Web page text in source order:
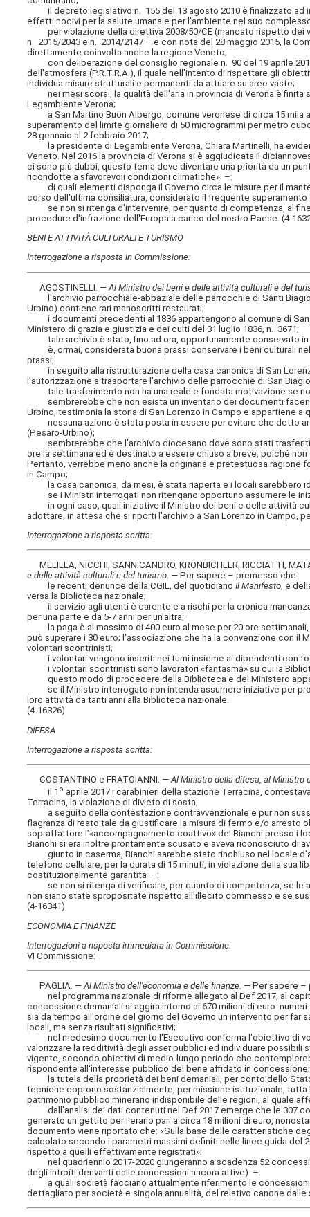
il decreto legislativo n. 155 del 13 agosto 2010 è finalizzato ad
effetti nocivi per la salute umana e per l'ambiente nel suo
per violazione della direttiva 2008/50/CE (mancato rispetto dei
n. 2015/2043 e n. 2014/2147 – e con nota del 28 maggio 2015, la
direttamente coinvolta anche la regione Veneto;
con deliberazione del consiglio regionale n. 90 del 19 aprile
dell'atmosfera (P.R.T.R.A.), il quale nell'intento di rispettare gli
individua misure strutturali e permanenti da attuare su aree vaste;
nei mesi scorsi, la qualità dell'aria in provincia di Verona è finita
Legambiente Verona;
a San Martino Buon Albergo, comune veronese di circa 15 mila
superamento del limite giornaliero di 50 microgrammi per metro
28 gennaio al 2 febbraio 2017;
la presidente di Legambiente Verona, Chiara Martinelli, ha
Veneto. Nel 2016 la provincia di Verona si è aggiudicata il
ci sono più dubbi, questo tema deve diventare una priorità da un
ricondotte a sfavorevoli condizioni climatiche» –:
di quali elementi disponga il Governo circa le misure per il
corso dell'ultima consiliatura, considerato il frequente
se non si ritenga d'intervenire, per quanto di competenza, al
procedure d'infrazione dell'Europa a carico del nostro Paese. (4-
BENI E ATTIVITÀ CULTURALI E TURISMO
Interrogazione a risposta in Commissione:
AGOSTINELLI. —Al Ministro dei beni e delle attività culturali e del
l'archivio parrocchiale-abbaziale delle parrocchie di Santi Biagio
Urbino) contiene rari manoscritti restaurati;
i documenti precedenti al 1836 appartengono al comune di San
Ministero di grazia e giustizia e dei culti del 31 luglio 1836, n. 3671;
tale archivio è stato, fino ad ora, opportunamente conservato
è, ormai, considerata buona prassi conservare i beni culturali
prassi;
in seguito alla ristrutturazione della casa canonica di San
l'autorizzazione a trasportare l'archivio delle parrocchie di San
tale trasferimento non ha una reale e fondata motivazione se
sembrerebbe che non esista un inventario dei documenti
Urbino, testimonia la storia di San Lorenzo in Campo e appartiene
nessuna azione è stata posta in essere per evitare che detto
(Pesaro-Urbino);
sembrerebbe che l'archivio diocesano dove sono stati trasferiti
ore la settimana ed è destinato a essere chiuso a breve, poiché
Pertanto, verrebbe meno anche la originaria e pretestuosa ragione
in Campo;
la casa canonica, da mesi, è stata riaperta e i locali sarebbero
se i Ministri interrogati non ritengano opportuno assumere le
in ogni caso, quali iniziative il Ministro dei beni e delle attività
adottare, in attesa che si riporti l'archivio a San Lorenzo in Campo,
Interrogazione a risposta scritta:
MELILLA, NICCHI, SANNICANDRO, KRONBICHLER, RICCIATTI,
e delle attività culturali e del turismo. — Per sapere – premesso che:
le recenti denunce della CGIL, del quotidianoIl Manifesto, e
versa la Biblioteca nazionale;
il servizio agli utenti è carente e a rischi per la cronica
per una parte e da 5-7 anni per un'altra;
la paga è al massimo di 400 euro al mese per 20 ore
può superare i 30 euro; l'associazione che ha la convenzione con
volontari scontrinisti;
i volontari vengono inseriti nei turni insieme ai dipendenti con
i volontari scontrinisti sono lavoratori «fantasma» su cui la
questo modo di procedere della Biblioteca e del Ministero
se il Ministro interrogato non intenda assumere iniziative per
loro attività da tanti anni alla Biblioteca nazionale.
(4-16326)
DIFESA
Interrogazione a risposta scritta:
COSTANTINO e FRATOIANNI. —Al Ministro della difesa, al Ministro
il 1 o aprile 2017 i carabinieri della stazione Terracina,
Terracina, la violazione di divieto di sosta;
a seguito della contestazione contravvenzionale e pur non
flagranza di reato tale da giustificare la misura di fermo e/o
sopraffattore l’«accompagnamento coattivo» del Bianchi presso i
Bianchi si era inoltre prontamente scusato e aveva riconosciuto di
giunto in caserma, Bianchi sarebbe stato rinchiuso nel locale
telefono cellulare, per la durata di 15 minuti, in violazione della sua
costituzionalmente garantita –:
se non si ritenga di verificare, per quanto di competenza, se le
non siano state spropositate rispetto all'illecito commesso e se
(4-16341)
ECONOMIA E FINANZE
Interrogazioni a risposta immediata in Commissione:
VI Commissione:
PAGLIA. —Al Ministro dell'economia e delle finanze. — Per sapere –
nel programma nazionale di riforme allegato al Def 2017, al
concessione demaniali si aggira intorno ai 670 milioni di euro:
sia da tempo all'ordine del giorno del Governo un intervento per
locali, ma senza risultati significativi;
nel medesimo documento l'Esecutivo conferma l'obiettivo di
valorizzare la redditività degliassetpubblici ed individuare possibili
vigente, secondo obiettivi di medio-lungo periodo che
rispondente all'interesse pubblico del bene affidato in concessione;
la tutela della proprietà dei beni demaniali, per conto dello
tecniche coprono sostanzialmente, per missione istituzionale,
patrimonio pubblico minerario indisponibile delle regioni, al quale
dall'analisi dei dati contenuti nel Def 2017 emerge che le 307
generato un gettito per l'erario pari a circa 18 milioni di euro,
documento viene riportato che: «Sulla base delle caratteristiche
calcolato secondo i parametri massimi definiti nelle linee guida del
rispetto a quelli effettivamente registrati»;
nel quadriennio 2017-2020 giungeranno a scadenza 52
degli introiti derivanti dalle concessioni ancora attive) –:
a quali società facciano attualmente riferimento le concessioni
dettagliato per società e singola annualità, del relativo canone